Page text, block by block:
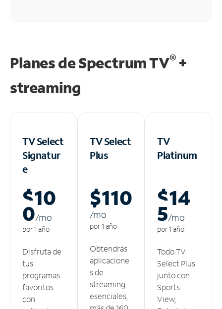
Planes de Spectrum TV®+
streaming
TV Select
Signatur
e
$10
0/mo
por 1 año
Disfruta de
tus
programas
favoritos
con
TV Select
Plus
$110
/mo
por 1 año
Obtendrás
aplicacione
s de
streaming
esenciales,
TV
Platinum
$14
5/mo
por 1 año
Todo TV
Select Plus
junto con
Sports
View,